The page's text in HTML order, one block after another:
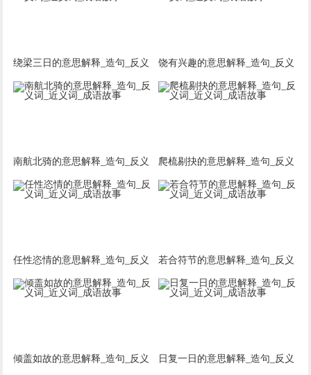
绕梁三日的意思解释_造句_反义
词_近义词_成语故事
饶有兴趣的意思解释_造句_反义
词_近义词_成语故事
南航北骑的意思解释_造句_反义
词_近义词_成语故事
爬梳剔抉的意思解释_造句_反义
词_近义词_成语故事
任性恣情的意思解释_造句_反义
词_近义词_成语故事
若合符节的意思解释_造句_反义
词_近义词_成语故事
倾盖如故的意思解释_造句_反义 日复一日的意思解释_造句_反义